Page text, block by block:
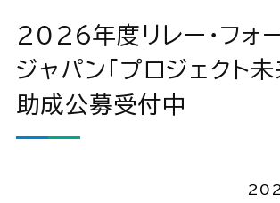
2026年度リレー・フォー
ジャパン「プロジェクト未
助成公募受付中